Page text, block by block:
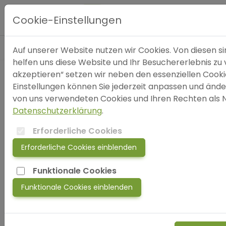
Hauptmenü
Expertensuche
Blog
SOS
jetzt
anmelden!
Wenn
sich
auf
leisen
Sohlen
anschleicht
Altersdepression
–
Wenn
sich
die
Finsternis
auf
leisen
Sohlen
Cookie-Einstellungen
Auf unserer Website nutzen wir Cookies. Von diesen
helfen uns diese Website und Ihr Besuchererlebnis zu
akzeptieren“ setzen wir neben den essenziellen
Einstellungen können Sie jederzeit anpassen und
von uns verwendeten Cookies und Ihren Rechten als
Datenschutzerklärung.
Erforderliche Cookies
Erforderliche Cookies einblenden
Funktionale Cookies
Funktionale Cookies einblenden